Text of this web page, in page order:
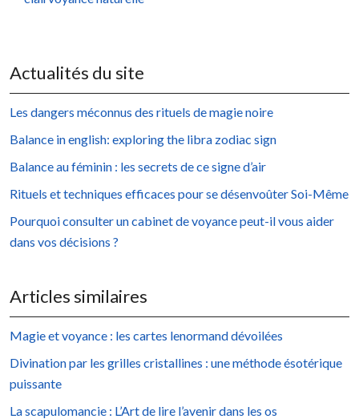
Actualités du site
Les dangers méconnus des rituels de magie noire
Balance in english: exploring the libra zodiac sign
Balance au féminin : les secrets de ce signe d’air
Rituels et techniques efficaces pour se désenvoûter Soi-Même
Pourquoi consulter un cabinet de voyance peut-il vous aider
dans vos décisions ?
Articles similaires
Magie et voyance : les cartes lenormand dévoilées
Divination par les grilles cristallines : une méthode ésotérique
puissante
La scapulomancie : L’Art de lire l’avenir dans les os